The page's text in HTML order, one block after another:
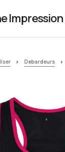
Debardeurs